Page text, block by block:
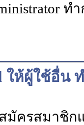
ให้ผู้ใช้อื่น
มัครสมาชิก